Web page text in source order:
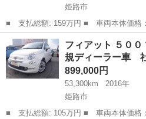
姫路市
■ 支払総額: 159万円 ■ 車両本体価格： 1,480,000 円 ■ メーカー
名： いすゞ ■ 車種名： エルフト
載１．５ｔ 車両総重量：３９９５ｋ
ｍ 幅：１...
兵庫 姫路市
フィアット ５０
規ディーラー車
899,000円
53,300km
2016年
姫路市
■ 支払総額: 105万円 ■ 車両本体価格： 899,000 円 ■ メーカー